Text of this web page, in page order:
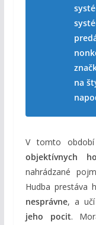
na
V tomto
objektívnych
nahrádzané
Hudba
nesprávne, a učí
jeho pocit.